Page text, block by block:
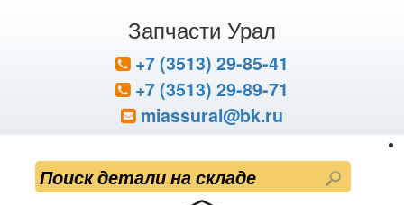
Запчасти Урал
+7 (3513) 29-85-41
+7 (3513) 29-89-71
miassural@bk.ru